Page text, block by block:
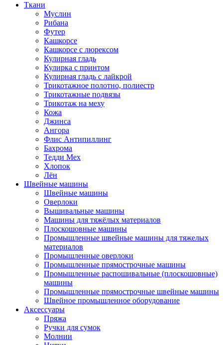
Ткани
Муслин
Рибана
Футер
Кашкорсе
Кашкорсе с люрексом
Кулирная гладь
Кулирка с принтом
Кулирная гладь с лайкрой
Трикотажное полотно, полиестр
Трикотажные подвязы
Трикотаж на меху
Кожа
Джинса
Ангора
Флис Антипиллинг
Бахрома
Тедди Мех
Хлопок
Лён
Швейные машины
Швейные машины
Оверлоки
Вышивальные машины
Машины для тяжёлых материалов
Плоскошовные машины
Промышленные швейные машины для тяжелых
материалов
Промышленные оверлоки
Промышленные прямострочные машины
Промышленные распошивальные (плоскошовные)
машины
Промышленные прямострочные швейные машины
Швейное промышленное оборудование
Аксессуары
Пряжа
Ручки для сумок
Молнии